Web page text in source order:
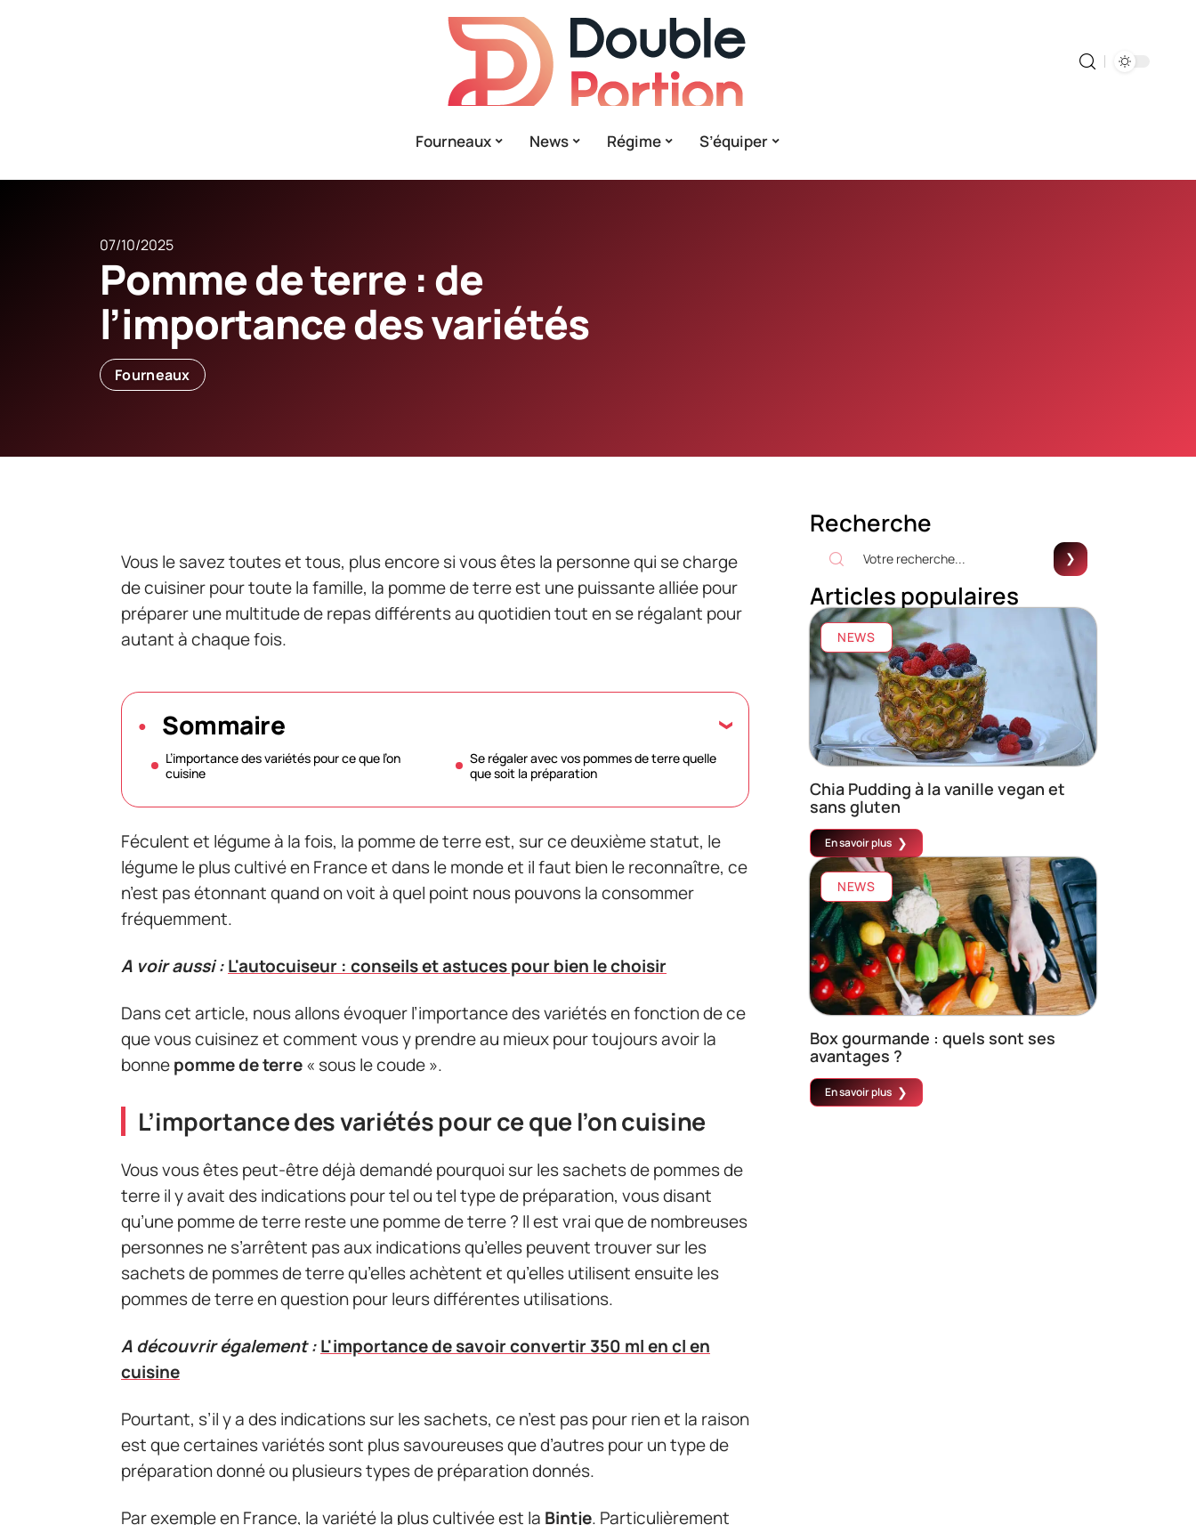
Fourneaux News Régime S’équiper
07/10/2025
Pomme de terre : de
l’importance des variétés
Fourneaux
Vous le savez toutes et tous, plus encore si vous êtes la personne qui se charge
de cuisiner pour toute la famille, la pomme de terre est une puissante alliée pour
préparer une multitude de repas différents au quotidien tout en se régalant pour
autant à chaque fois.
Sommaire
L’importance des variétés pour ce que l’on
cuisine
Se régaler avec vos pommes de terre quelle
que soit la préparation
Féculent et légume à la fois, la pomme de terre est, sur ce deuxième statut, le
légume le plus cultivé en France et dans le monde et il faut bien le reconnaître, ce
n’est pas étonnant quand on voit à quel point nous pouvons la consommer
fréquemment.
A voir aussi :L'autocuiseur : conseils et astuces pour bien le choisir
Dans cet article, nous allons évoquer l’importance des variétés en fonction de ce
que vous cuisinez et comment vous y prendre au mieux pour toujours avoir la
bonnepomme de terre« sous le coude ».
L’importance des variétés pour ce que l’on cuisine
Vous vous êtes peut-être déjà demandé pourquoi sur les sachets de pommes de
terre il y avait des indications pour tel ou tel type de préparation, vous disant
qu’une pomme de terre reste une pomme de terre ? Il est vrai que de nombreuses
personnes ne s’arrêtent pas aux indications qu’elles peuvent trouver sur les
sachets de pommes de terre qu’elles achètent et qu’elles utilisent ensuite les
pommes de terre en question pour leurs différentes utilisations.
A découvrir également :L'importance de savoir convertir 350 ml en cl en
cuisine
Pourtant, s’il y a des indications sur les sachets, ce n’est pas pour rien et la raison
est que certaines variétés sont plus savoureuses que d’autres pour un type de
préparation donné ou plusieurs types de préparation donnés.
Par exemple en France, la variété la plus cultivée est la Bintje. Particulièrement
Recherche
Articles populaires
NEWS
Chia Pudding à la vanille vegan et
sans gluten
En savoir plus
NEWS
Box gourmande : quels sont ses
avantages ?
En savoir plus